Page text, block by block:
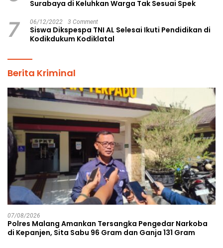
Surabaya di Keluhkan Warga Tak Sesuai Spek
7 06/12/2022 3 Comment
Siswa Dikspespa TNI AL Selesai Ikuti Pendidikan di
Kodikdukum Kodiklatal
Berita Kriminal
07/08/2026
Polres Malang Amankan Tersangka Pengedar Narkoba
di Kepanjen, Sita Sabu 96 Gram dan Ganja 131 Gram